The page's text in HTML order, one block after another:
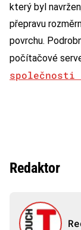
který byl
přepravu
povrchu.
počítačové
společnosti
Redaktor